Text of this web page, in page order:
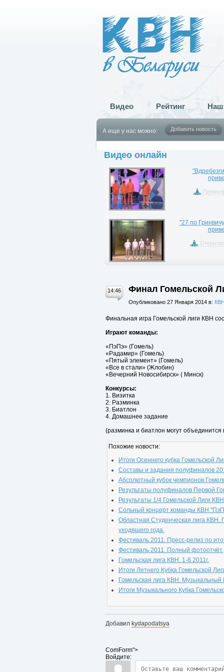
Видео Рейтинг
А еще у нас можно: Добавить новость
Видео онлайн
"27 по
14:46 Финал Гомельской
Опубликовано 27 Января 2014 в:
Финальная игра Гомельской лиги КВН
Играют команды:
«ПэПэ» (Гомель)
«Радамир» (Гомель)
«Пятый элемент» (Гомель)
«Все в стали» (Жлобин)
«Вечерний Новосибирск» ( Минск)
Конкурсы:
1. Визитка
2. Разминка
3. Биатлон
4. Домашнее задание
(разминка и биатлон могут объединится
Похожие новости:
Итоги Осеннего кубка Гомельской
Составы и задания полуфиналов
Абсолютный кубок чемпионов
Результаты полуфиналов Первой
Результаты 1/4 Гомельской Лиги
Сольный концерт команды КВН
Областная Студенческая лига КВН.
уходящего года.
Фестиваль 2011. Пресс-релиз по
Фестиваль 2011. Полный фотоотчёт.
Гомельская лига КВН. 1-8 2011г.
Итоги Летнего Кубка Гомельской
Гомельская лига КВН. Музыкальный
Итоги Музыкального Кубка
Добавил kydapodatsya
ComForm">
Войдите: